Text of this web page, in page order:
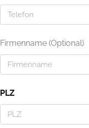
Firmenname (Optional)
PLZ